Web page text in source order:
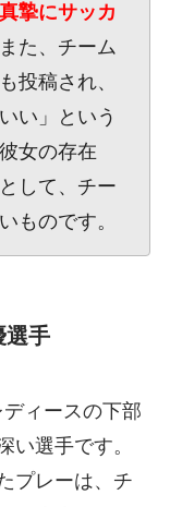
真摯にサッカ
た、チーム
投稿され、
い」という
女の存在
して、チー
ものです。
選手
ィースの下部
い選手です。
プレーは、チ